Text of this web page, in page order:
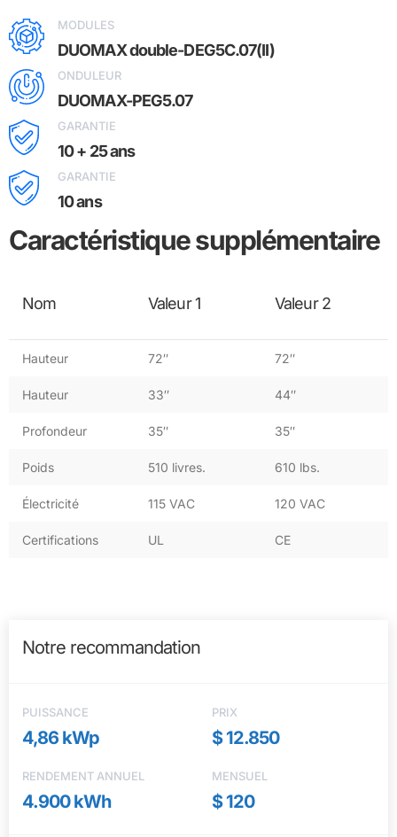
MODULES
DUOMAX double-DEG5C.07(II)
ONDULEUR
DUOMAX-PEG5.07
GARANTIE
10 + 25 ans
GARANTIE
10 ans
Caractéristique supplémentaire
Nom Valeur 1 Valeur 2
Hauteur 72″ 72″
Hauteur 33″ 44″
Profondeur 35″ 35″
Poids 510 livres. 610 lbs.
Électricité 115 VAC 120 VAC
Certifications UL CE
Notre recommandation
PUISSANCE
4,86 kWp
PRIX
$ 12.850
RENDEMENT ANNUEL
4.900 kWh
MENSUEL
$ 120